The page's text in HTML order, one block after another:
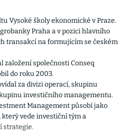
Vysoké školy ekonomické v Praze.
Praha a v pozici hlavního
transakcí na formujícím se českém
založení společnosti Conseq
do roku 2003.
za divizi operací, skupinu
investičního managementu.
Management působí jako
vede investiční tým a
strategie.